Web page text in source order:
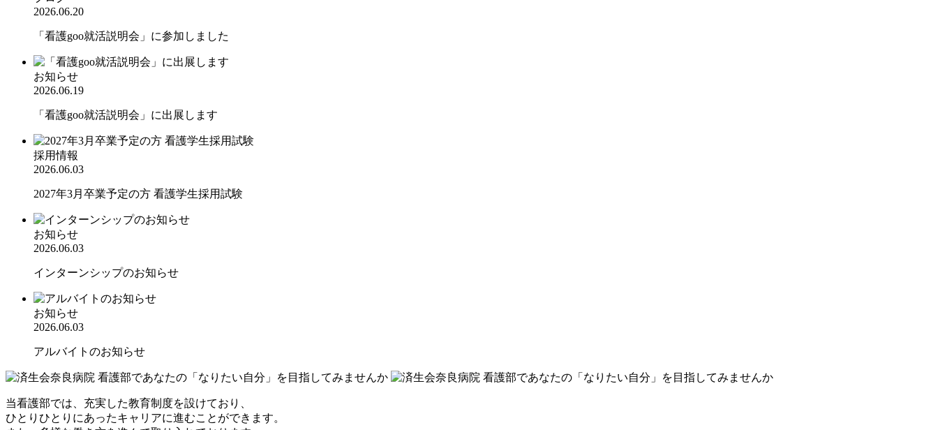
2026.06.20
「看護goo就活説明会」に参加しました
お知らせ
2026.06.19
「看護goo就活説明会」に出展します
採用情報
2026.06.03
2027年3月卒業予定の方 看護学生採用試験
お知らせ
2026.06.03
インターンシップのお知らせ
お知らせ
2026.06.03
アルバイトのお知らせ
当看護部では、充実した教育制度を設けており、
ひとりひとりにあったキャリアに進むことができます。